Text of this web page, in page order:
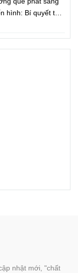
hình: Bí quyết tạo
nhật mới, "chất